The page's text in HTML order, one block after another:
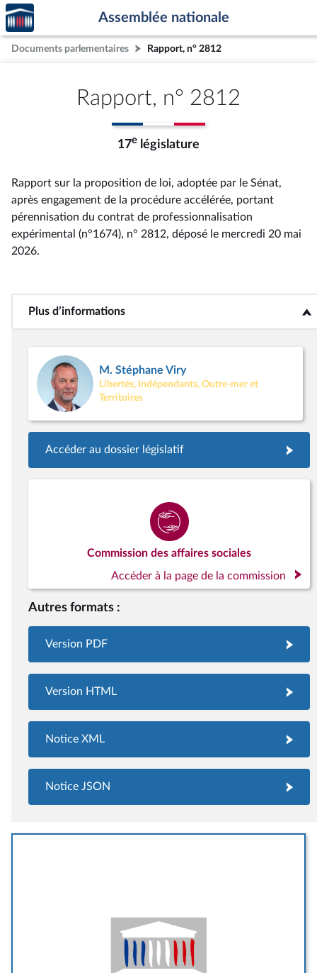
Aller au contenu
Aller en bas de la page
Accèder
à la
page
d'accueil
Assemblée nationale
Documents parlementaires Rapport, n° 2812
Rapport, n° 2812
17e législature
Rapport sur la proposition de loi, adoptée par le Sénat,
après engagement de la procédure accélérée, portant
pérennisation du contrat de professionnalisation
expérimental (n°1674), n° 2812, déposé le mercredi 20 mai
2026.
Plus d’informations<b>Plus d’informations</b>
M. Stéphane Viry
Libertés, Indépendants, Outre-mer et
Territoires
Accéder au dossier législatif
Commission des affaires sociales
Accéder à la page de la commission
Autres formats :
Version PDF
Version HTML
Notice XML
Notice JSON